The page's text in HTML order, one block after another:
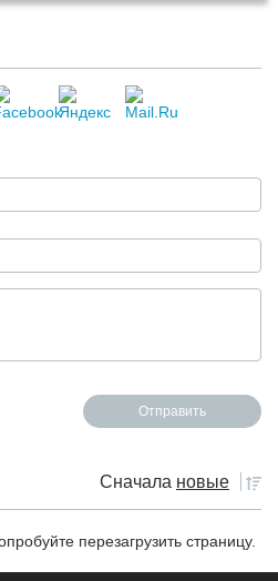
Сначала новые
перезагрузить страницу.